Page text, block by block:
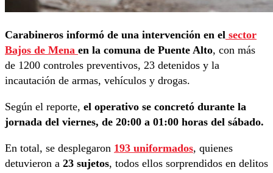
Carabineros informó de una intervención en el sector
Bajos de Mena en la comuna de Puente Alto, con más
de 1200 controles preventivos, 23 detenidos y la
incautación de armas, vehículos y drogas.
Según el reporte, el operativo se concretó durante la
jornada del viernes, de 20:00 a 01:00 horas del sábado.
En total, se desplegaron 193 uniformados, quienes
detuvieron a 23 sujetos, todos ellos sorprendidos en delitos